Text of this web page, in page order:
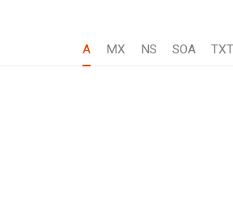
A MX NS SOA TXT